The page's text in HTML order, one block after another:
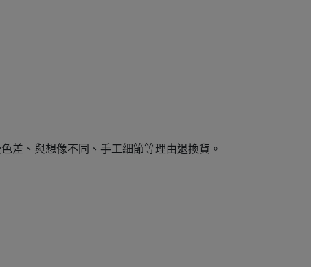
差、與想像不同、手工細節等理由退換貨。